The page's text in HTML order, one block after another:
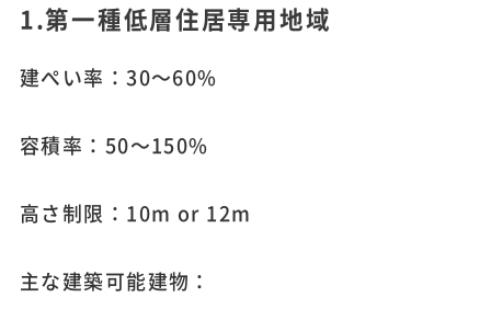
1.第一種低層住居専用地域
建ぺい率：30～60%
容積率：50～150%
高さ制限：10m or 12m
主な建築可能建物：